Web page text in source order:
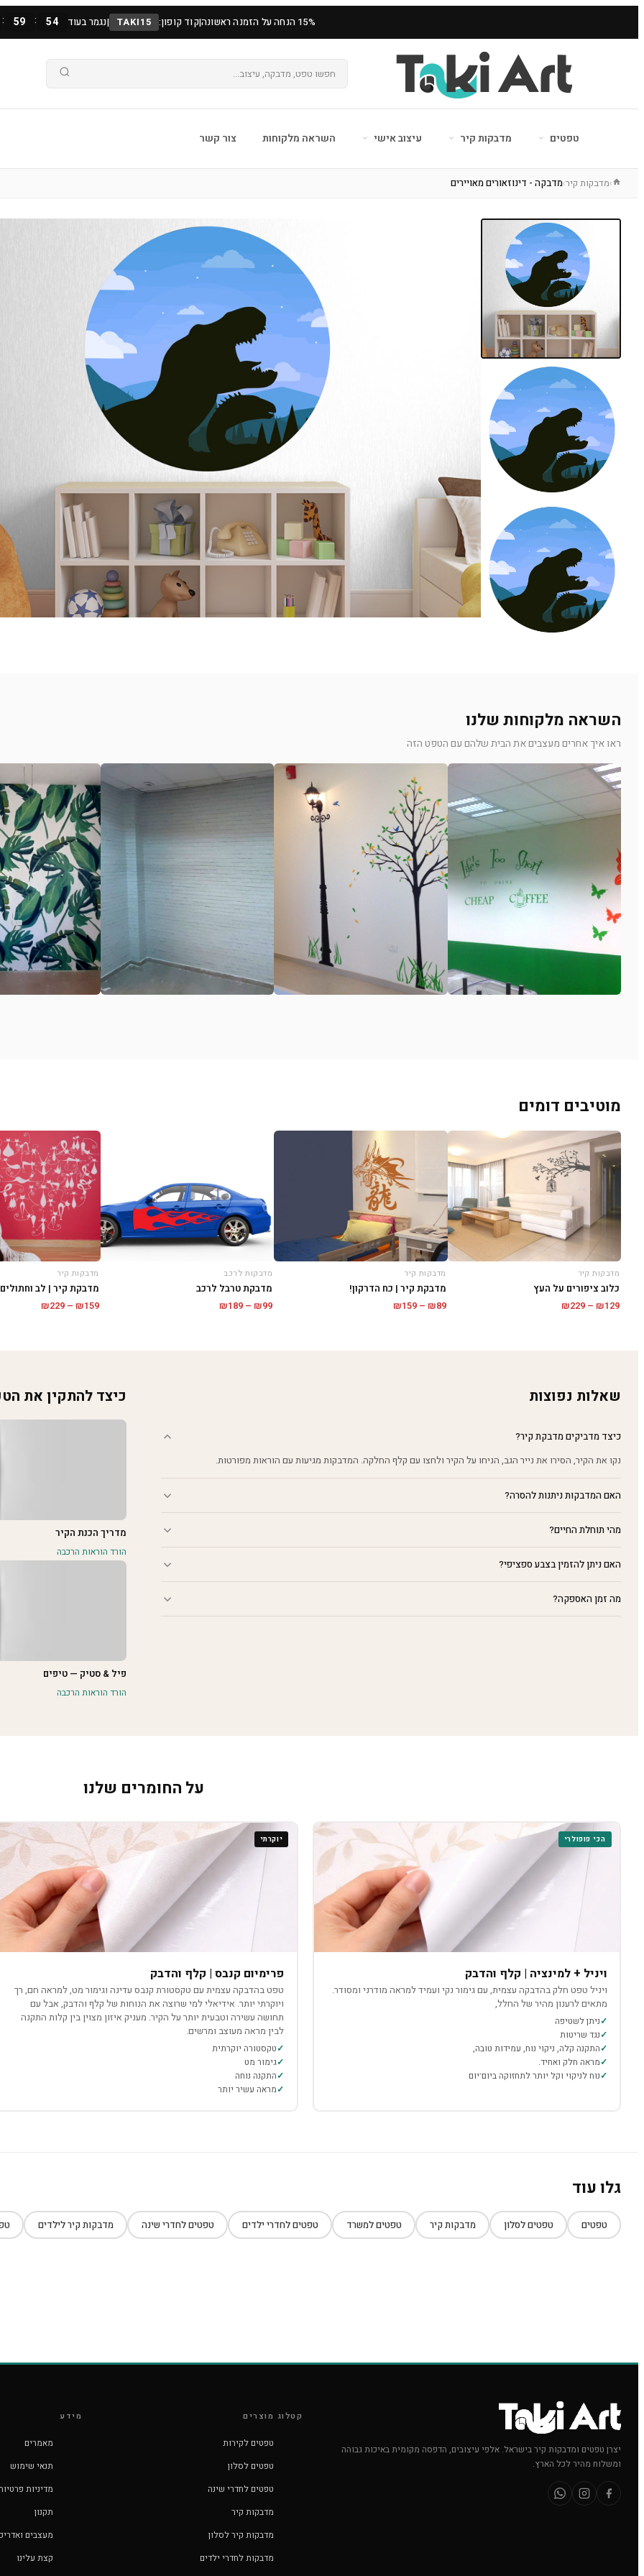
15% הנחה על הזמנה ראשונה |קוד קופון: TAKI15
|נגמר בעוד : 59 : 53
טפטים מדבקות קיר עיצוב אישי השראה מלקוחות צור קשר
›מדבקות קיר›מדבקה - דינוזאורים מאויירים
השראה מלקוחות שלנו
ראו איך אחרים מעצבים את הבית שלהם עם הטפט הזה
מוטיבים דומים
מדבקות קיר
כלוב ציפורים על העץ
₪129
–
₪229
מדבקות קיר
מדבקת קיר | כח הדרקון!
₪89
–
₪159
מדבקות לרכב
מדבקת טרבל לרכב
₪99
–
₪189
טווח
מדבקות קיר
מדבקת קיר | לב וחתולים
₪159
–
₪229
שאלות נפוצות
כיצד מדביקים מדבקת קיר?
נקו את הקיר, הסירו את נייר הגב, הניחו על הקיר ולחצו עם קלף החלקה. המדבקות מגיעות עם הוראות מפורטות.
האם המדבקות ניתנות להסרה?
מהי תוחלת החיים?
האם ניתן להזמין בצבע ספציפי?
מה זמן האספקה?
כיצד להתקין את
מדריך הכנת הקיר
הורד הוראות הרכבה
פיל & סטיק — טיפים
הורד הוראות הרכבה
על החומרים שלנו
הכי פופולרי
ויניל + למינציה | קלף והדבק
ויניל טפט חלק בהדבקה עצמית, עם גימור נקי ועמיד למראה מודרני ומסודר.
מתאים לרענון מהיר של החלל,
ניתן לשטיפה
נגד שריטות
התקנה קלה, ניקוי נוח, עמידות טובה,
מראה חלק ואחיד.
נוח לניקוי וקל יותר לתחזוקה ביום־יום
יוקרתי
פרימיום קנבס | קלף והדבק
טפט בהדבקה עצמית עם טקסטורת קנבס עדינה וגימור מט, למראה חם, רך
ויוקרתי יותר. אידיאלי למי שרוצה את הנוחות של קלף והדבק, אבל עם
תחושה עשירה וטבעית יותר על הקיר. מעניק איזון מצוין בין קלות התקנה
לבין מראה מעוצב ומרשים.
טקסטורה יוקרתית
גימור מט
התקנה נוחה
מראה עשיר יותר
גלו עוד
טפטים טפטים לסלון מדבקות קיר טפטים למשרד טפטים לחדרי ילדים טפטים לחדרי שינה מדבקות קיר לילדים
יצרן טפטים ומדבקות קיר בישראל. אלפי עיצובים, הדפסה מקומית באיכות גבוהה
ומשלוח מהיר לכל הארץ.
קטלוג מוצרים
טפטים לקירות
טפטים לסלון
טפטים לחדרי שינה
מדבקות קיר
מדבקות קיר לסלון
מדבקות לחדרי ילדים
מידע
מאמרים
תנאי שימוש
מדיניות
תקנון
מעצבים
קצת עלינו